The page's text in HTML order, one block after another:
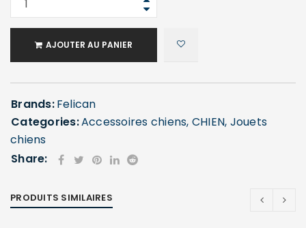
AJOUTER AU PANIER
Brands:Felican
Categories:Accessoires chiens, CHIEN, Jouets
chiens
Share:
PRODUITS SIMILAIRES